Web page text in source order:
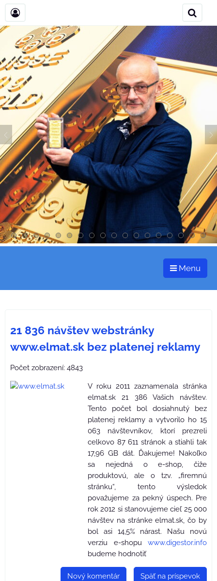
Menu
21 836 návštev webstránky
www.elmat.sk bez platenej reklamy
Počet zobrazení: 4843
V roku 2011 zaznamenala stránka
elmat.sk 21 386 Vašich návštev.
Tento počet bol dosiahnutý bez
platenej reklamy a vytvorilo ho 15
063 návštevníkov, ktorí prezreli
celkovo 87 611 stránok a stiahli tak
17,96 GB dát. Ďakujeme! Nakoľko
sa nejedná o e-shop, čiže
produktovú, ale o tzv. „firemnú
stránku“, tento výsledok
považujeme za pekný úspech. Pre
rok 2012 si stanovujeme cieľ 25 000
návštev na stránke elmat.sk, čo by
bol asi 14,5% nárast. Našu novú
verziu e-shopu www.digestor.info
budeme hodnotiť
Späť na príspevok
Nový komentár